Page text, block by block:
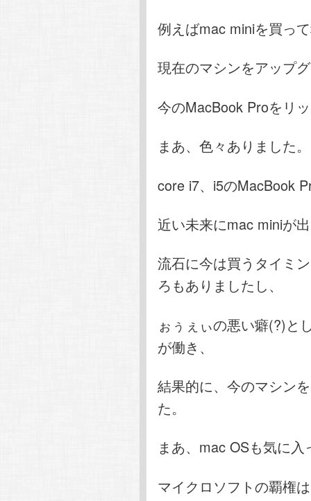
例えばmac miniを買っ
現在のマシンをアップ
今のMacBook Proをリ
まあ、色々ありました。
core i7、i5のMacBook
近い未来にmac miniが
流石に今は買うタイミ
ろもありましたし、
ぉぅぇぃの悪い癖(?)と
が働き、
結果的に、今のマシン
た。
まあ、mac OSも気に
マイクロソフトの覇権